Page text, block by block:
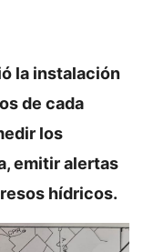
la instalación
de cada
los
emitir alertas
hídricos.